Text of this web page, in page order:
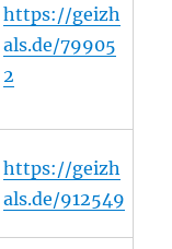
https://geizh
als.de/79905
2
https://geizh
als.de/912549